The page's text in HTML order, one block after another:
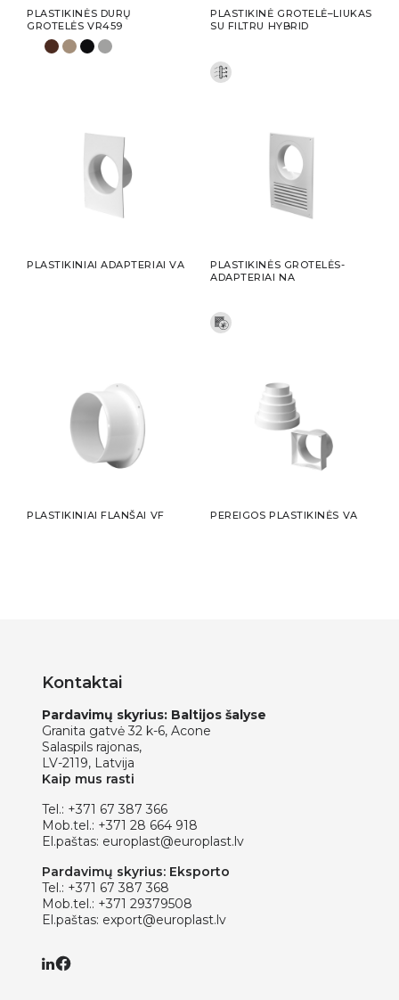
PLASTIKINĖS DURŲ
GROTELĖS VR459
PLASTIKINĖ GROTELĖ–LIUKAS
SU FILTRU HYBRID
PLASTIKINIAI ADAPTERIAI VA
PLASTIKINĖS GROTELĖS-
ADAPTERIAI NA
PLASTIKINIAI FLANŠAI VF PEREIGOS PLASTIKINĖS VA
Kontaktai
Pardavimų skyrius: Baltijos šalyse
Granita gatvė 32 k-6, Acone
Salaspils rajonas,
LV-2119, Latvija
Kaip mus rasti
Tel.: +371 67 387 366
Mob.tel.: +371 28 664 918
El.paštas: europlast@europlast.lv
Pardavimų skyrius: Eksporto
Tel.: +371 67 387 368
Mob.tel.: +371 29379508
El.paštas: export@europlast.lv